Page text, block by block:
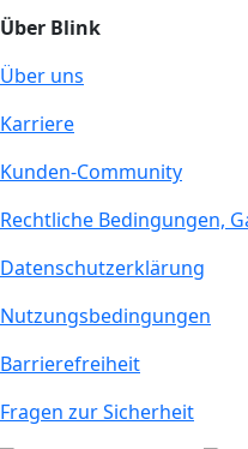
Über Blink
Über uns
Karriere
Kunden-Community
Rechtliche Bedingungen,
Datenschutzerklärung
Nutzungsbedingungen
Barrierefreiheit
Fragen zur Sicherheit